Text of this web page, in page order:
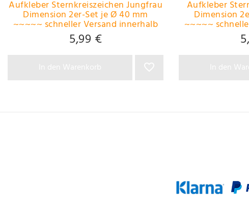
Aufkleber Sternkreiszeichen Jungfrau
Dimension 2er-Set je Ø 40 mm
~~~~~ schneller Versand innerhalb
24 Stunden ~~~~~
5,99 €
Aufkleber
Dimension
~~~~~
24